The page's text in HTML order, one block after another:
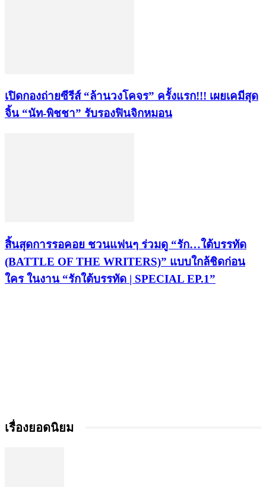
เปิดกองถ่ายซีรีส์ “ล้านวงโคจร” ครั้งแรก!!! เผยเคมีสุด
จิ้น “นัท-พิชชา” รับรองฟินจิกหมอน
สิ้นสุดการรอคอย ชวนแฟนๆ ร่วมดู “รัก…ใต้บรรทัด
(BATTLE OF THE WRITERS)” แบบใกล้ชิดก่อน
ใคร ในงาน “รักใต้บรรทัด | SPECIAL EP.1”
เรื่องยอดนิยม